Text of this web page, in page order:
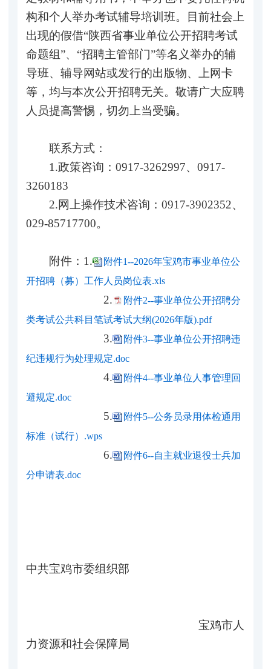
构和个人举办考试辅导培训班。目前社会上
出现的假借“陕西省事业单位公开招聘考试
命题组”、“招聘主管部门”等名义举办的辅
导班、辅导网站或发行的出版物、上网卡
等，均与本次公开招聘无关。敬请广大应聘
人员提高警惕，切勿上当受骗。
联系方式：
1.政策咨询：0917-3262997、0917-
3260183
2.网上操作技术咨询：0917-3902352、
029-85717700。
附件：1.
附件1--2026年宝鸡市事业单位公
开招聘（募）工作人员岗位表.xls
2.
附件2--事业单位公开招聘分
类考试公共科目笔试考试大纲(2026年版).pdf
3.
附件3--事业单位公开招聘违
纪违规行为处理规定.doc
4.
附件4--事业单位人事管理回
避规定.doc
5.
附件5--公务员录用体检通用
标准（试行）.wps
6.
附件6--自主就业退役士兵加
分申请表.doc
中共宝鸡市委组织部
宝鸡市人
力资源和社会保障局